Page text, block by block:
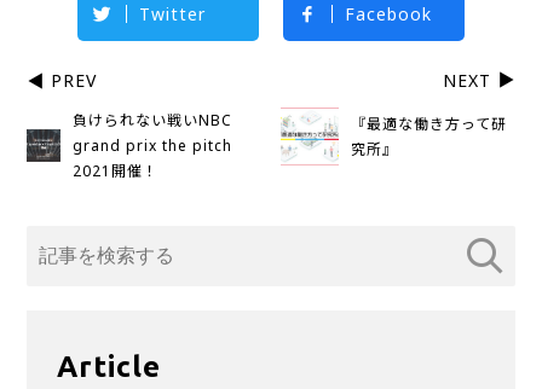
Twitter Facebook
PREV
負けられない戦いNBC
grand prix the pitch
2021開催！
NEXT
『最適な働き方って研
究所』
Article